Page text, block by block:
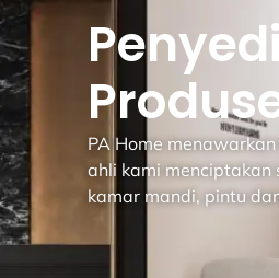
PA Home
ahli kami menciptakan
kamar mandi, pintu